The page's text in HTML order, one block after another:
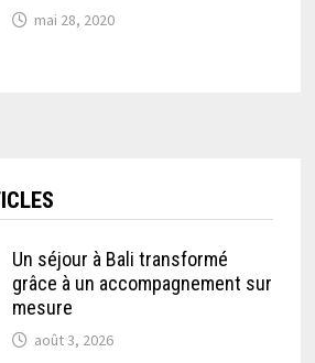
mai 28, 2020
Un séjour à Bali transformé
grâce à un accompagnement sur
mesure
août 3, 2026